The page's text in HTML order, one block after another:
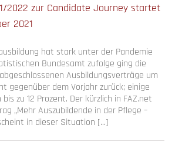
2022 zur Candidate Journey startet
2021
hat stark unter der Pandemie
Bundesamt zufolge ging die
Ausbildungsverträge um
gegenüber dem Vorjahr zurück; einige
zu 12 Prozent. Der kürzlich in FAZ.net
„Mehr Auszubildende in der Pflege –
in dieser Situation [...]